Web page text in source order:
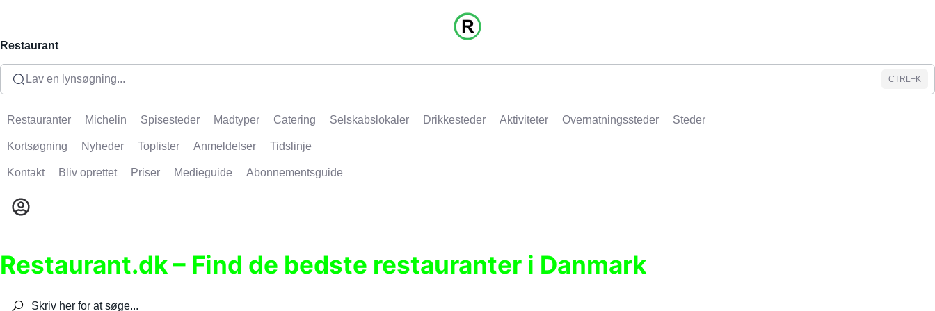
Restaurant
Lav en lynsøgning... CTRL+K
Restauranter Michelin Spisesteder Madtyper Catering Selskabslokaler Drikkesteder Aktiviteter Overnatningssteder Steder
Kortsøgning Nyheder Toplister Anmeldelser Tidslinje
Kontakt Bliv oprettet Priser Medieguide Abonnementsguide
Restaurant.dk – Find de bedste restauranter i Danmark